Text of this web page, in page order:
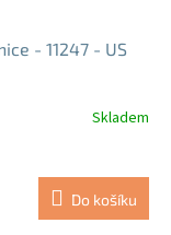
- 11247 - US
Skladem
Do košíku